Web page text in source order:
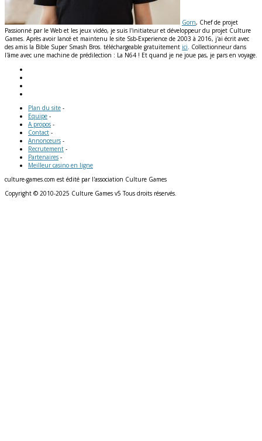
Gorn, Chef de projet
Passionné par le Web et les jeux vidéo, je suis l'initiateur et développeur du projet Culture
Games. Après avoir lancé et maintenu le site Ssb-Experience de 2003 à 2016, j'ai écrit avec
des amis la Bible Super Smash Bros. téléchargeable gratuitement ici . Collectionneur dans
l'âme avec une machine de prédilection : La N64 ! Et quand je ne joue pas, je pars en voyage.
Plan du site -
Equipe -
A propos -
Contact -
Annonceurs -
Recrutement -
Partenaires -
Meilleur casino en ligne
culture-games.com est édité par l'association Culture Games
Copyright © 2010-2025 Culture Games v5 Tous droits réservés.